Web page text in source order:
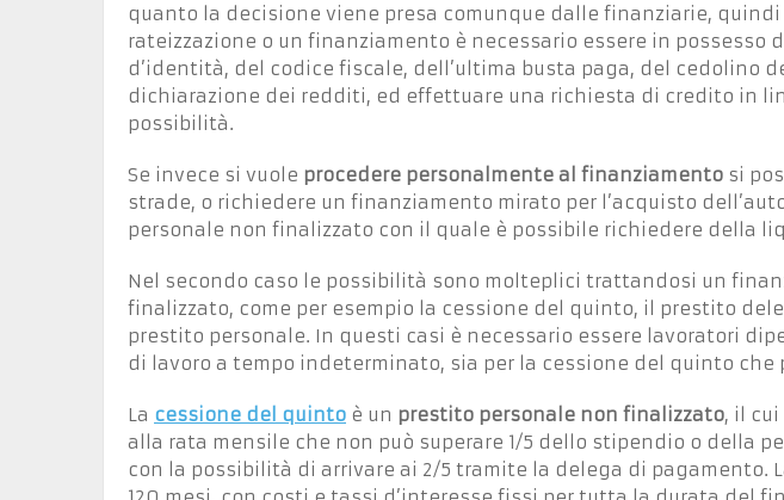
quanto la decisione viene presa comunque dalle finanziarie,
rateizzazione o un finanziamento è necessario essere in possesso
d’identità, del codice fiscale, dell’ultima busta paga, del cedolino
dichiarazione dei redditi, ed effettuare una richiesta di credito in
possibilità.
Se invece si vuole procedere personalmente al finanziamento si
strade, o richiedere un finanziamento mirato per l’acquisto
personale non finalizzato con il quale è possibile richiedere della
Nel secondo caso le possibilità sono molteplici trattandosi un
finalizzato, come per esempio la cessione del quinto, il prestito
prestito personale. In questi casi è necessario essere lavoratori
di lavoro a tempo indeterminato, sia per la cessione del quinto che
La cessione del quinto è un prestito personale non finalizzato, il
alla rata mensile che non può superare 1/5 dello stipendio o della
con la possibilità di arrivare ai 2/5 tramite la delega di pagamento.